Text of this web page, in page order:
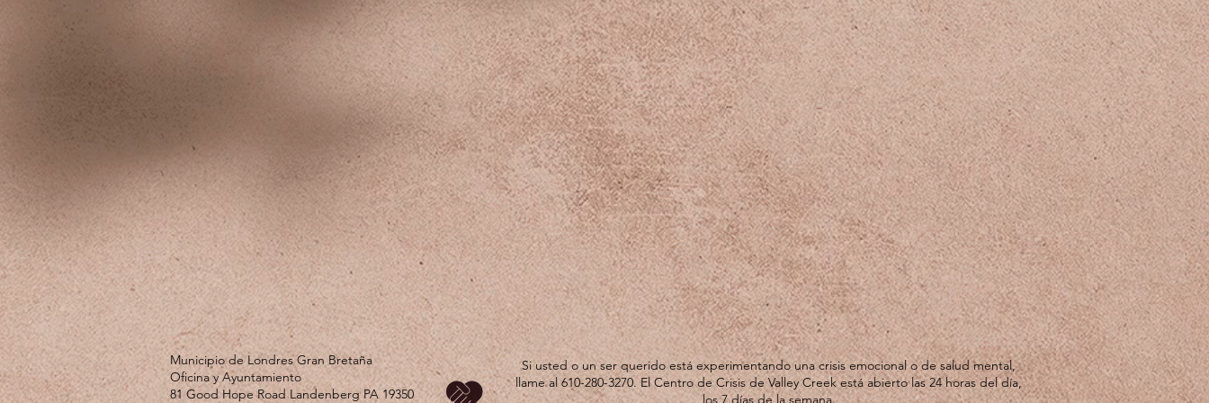
Municipio de Londres Gran Bretaña
Oficina y Ayuntamiento
81 Good Hope Road Landenberg PA 19350
Si usted o un ser querido está experimentando una crisis emocional o de salud mental,
llame al 610-280-3270. El Centro de Crisis de Valley Creek está abierto las 24 horas del día,
los 7 días de la semana.